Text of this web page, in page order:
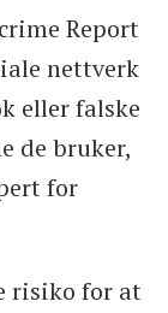
Report
nettverk
eller falske
de bruker,
for
risiko for at